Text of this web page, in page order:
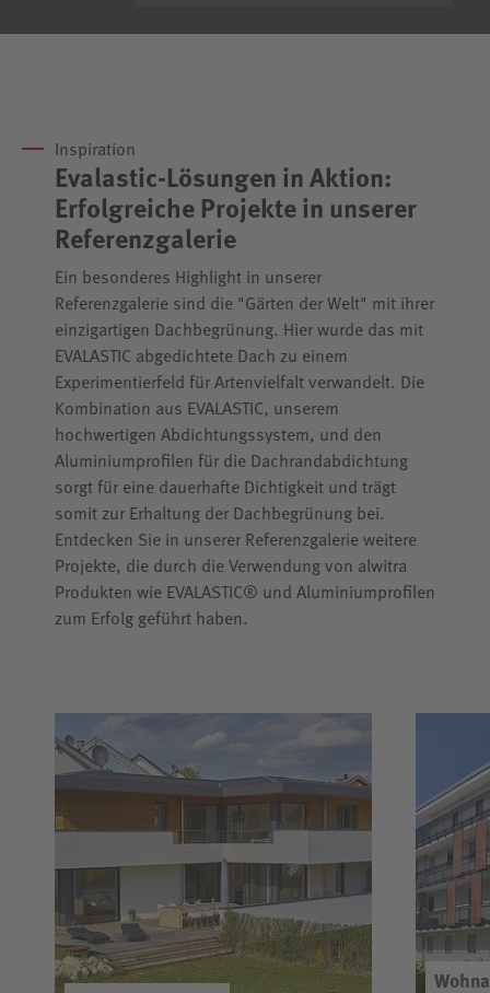
Inspiration
Evalastic-Lösungen in Aktion:
Erfolgreiche Projekte in unserer
Referenzgalerie
Ein besonderes Highlight in unserer
Referenzgalerie sind die "Gärten der Welt" mit ihrer
einzigartigen Dachbegrünung. Hier wurde das mit
EVALASTIC abgedichtete Dach zu einem
Experimentierfeld für Artenvielfalt verwandelt. Die
Kombination aus EVALASTIC, unserem
hochwertigen Abdichtungssystem, und den
Aluminiumprofilen für die Dachrandabdichtung
sorgt für eine dauerhafte Dichtigkeit und trägt
somit zur Erhaltung der Dachbegrünung bei.
Entdecken Sie in unserer Referenzgalerie weitere
Projekte, die durch die Verwendung von alwitra
Produkten wie EVALASTIC® und Aluminiumprofilen
zum Erfolg geführt haben.